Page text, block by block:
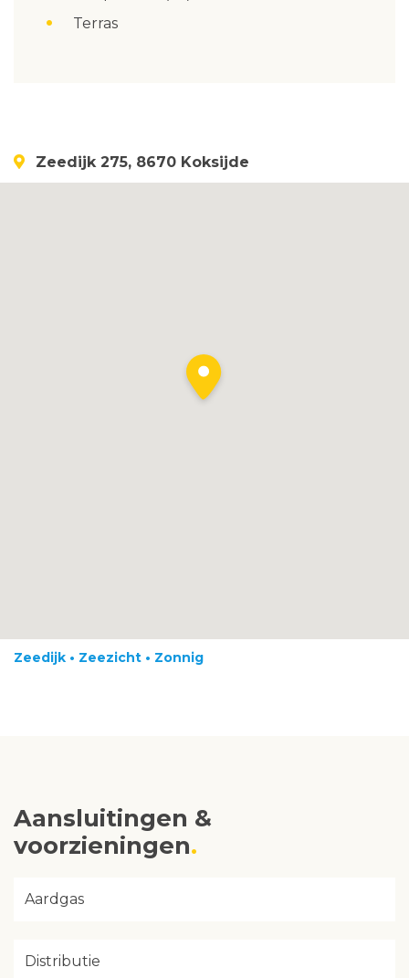
Terras
Zeedijk 275, 8670 Koksijde
Zeedijk • Zeezicht • Zonnig
Aansluitingen &
voorzieningen
Aardgas
Distributie